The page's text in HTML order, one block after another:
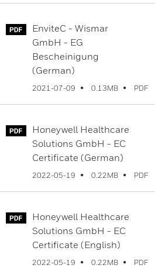
EnviteC - Wismar
GmbH - EG
Bescheinigung
(German)
2021-07-09 0.13MB PDF
Honeywell Healthcare
Solutions GmbH - EC
Certificate (German)
2022-05-19 0.22MB PDF
Honeywell Healthcare
Solutions GmbH - EC
Certificate (English)
2022-05-19 0.22MB PDF